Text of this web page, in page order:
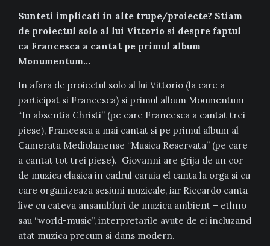
Sunteti implicati in alte trupe/proiecte? Stiam
de proiectul solo al lui Vittorio si despre faptul
ca Francesca a cantat pe primul album
Monumentum…
In afara de proiectul solo al lui Vittorio (la care a
participat si Francesca) si primul album Moumentum
“In absentia Christi” (pe care Francesca a cantat trei
piese), Francesca a mai cantat si pe primul album al
Camerata Mediolanense “Musica Reservata” (pe care
a cantat tot trei piese). Giovanni are grija de un cor
de muzica clasica in cadrul caruia el canta la orga si cu
care organizeaza sesiuni muzicale, iar Riccardo canta
live cu cateva ansambluri de muzica ambient – ethno
sau “world-music”, interpretarile avute de ei incluzand
atat muzica precum si dans modern.